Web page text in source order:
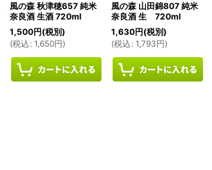
風の森 秋津穂657 純米
奈良酒 生酒 720ml
1,500円(税別)
(税込 : 1,650円)
風の森 山田錦807 純米
奈良酒 生 720ml
1,630円(税別)
(税込 : 1,793円)